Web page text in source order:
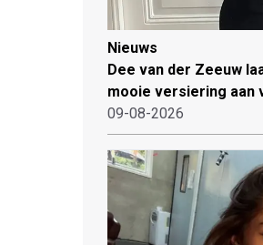
Nieuws
Dee van der Zeeuw
mooie versiering aan
09-08-2026